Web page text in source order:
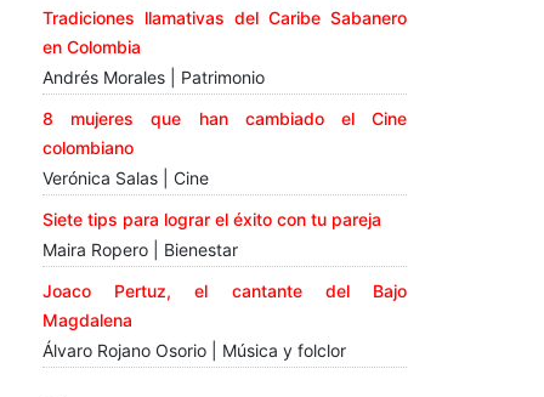
Tradiciones llamativas del Caribe Sabanero
en Colombia
Andrés Morales | Patrimonio
8 mujeres que han cambiado el Cine
colombiano
Verónica Salas | Cine
Siete tips para lograr el éxito con tu pareja
Maira Ropero | Bienestar
Joaco Pertuz, el cantante del Bajo
Magdalena
Álvaro Rojano Osorio | Música y folclor